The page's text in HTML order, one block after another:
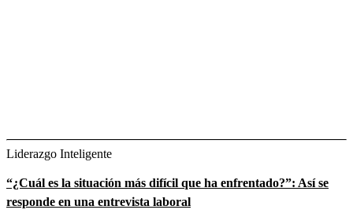
Liderazgo Inteligente
“¿Cuál es la situación más difícil que ha enfrentado?”: Así se
responde en una entrevista laboral